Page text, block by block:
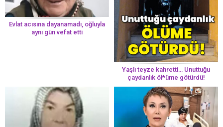
Evlat acısına dayanamadı, oğluyla
aynı gün vefat etti
Yaşlı teyze kahretti… Unuttuğu
çaydanlık öl*üme götürdü!